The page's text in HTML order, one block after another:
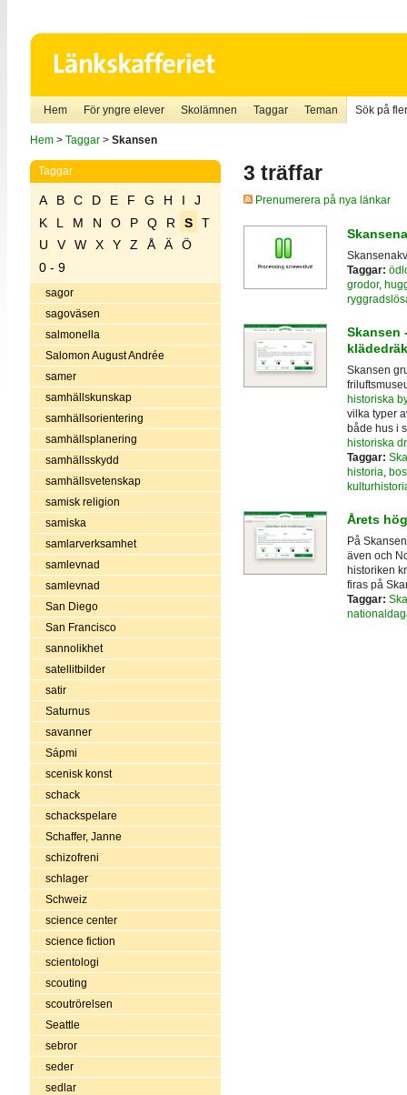
Hem För yngre elever Skolämnen Taggar Teman Sök på
Hem> Taggar> Skansen
Taggar
A B C D E F G H I
J
K
L M N O P Q R S
T
U
V W X Y Z Å Ä
Ö
0 - 9
sagor
sagoväsen
salmonella
Salomon August Andrée
samer
samhällskunskap
samhällsorientering
samhällsplanering
samhällsskydd
samhällsvetenskap
samisk religion
samiska
samlarverksamhet
samlevnad
samlevnad
San Diego
San Francisco
sannolikhet
satellitbilder
satir
Saturnus
savanner
Sápmi
scenisk konst
schack
schackspelare
Schaffer, Janne
schizofreni
schlager
Schweiz
science center
science fiction
scientologi
scouting
scoutrörelsen
Seattle
sebror
seder
sedlar
3 träffar
Prenumerera på nya länkar
Taggar:
grodor,
Skansen
Skansen
historiska
vilka typer
både hus i
historiska
Taggar:
historia,
Årets
På
även och
historiken
firas på
Taggar: